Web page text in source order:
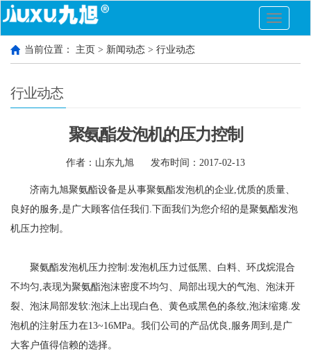
切
换
航
当前位置： 主页 > 新闻动态 > 行业动态
行业动态
聚氨酯发泡机的压力控制
作者：山东九旭 发布时间：2017-02-13
济南九旭聚氨酯设备是从事聚氨酯发泡机的企业,优质的质量、
良好的服务,是广大顾客信任我们.下面我们为您介绍的是聚氨酯发泡
机压力控制。
聚氨酯发泡机压力控制:发泡机压力过低黑、白料、环戊烷混合
不均匀,表现为聚氨酯泡沫密度不均匀、局部出现大的气泡、泡沫开
裂、泡沫局部发软:泡沫上出现白色、黄色或黑色的条纹,泡沫缩瘪.发
泡机的注射压力在13~16MPa。我们公司的产品优良,服务周到,是广
大客户值得信赖的选择。